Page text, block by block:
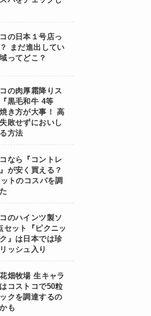
の日本１号店っ
まだ進出してい
ってどこ？
の肉厚霜降りス
黒毛和牛 4等
き方が大事！ 高
敗せずにおいし
方法
なら『コントレ
が安く買える？
トのコスパを調
のハインツ製ソ
セット『ピクニッ
』は日本では珍
ッシュ入り
畑牧場 生キャラ
コストコで50粒
クを調達するの
も